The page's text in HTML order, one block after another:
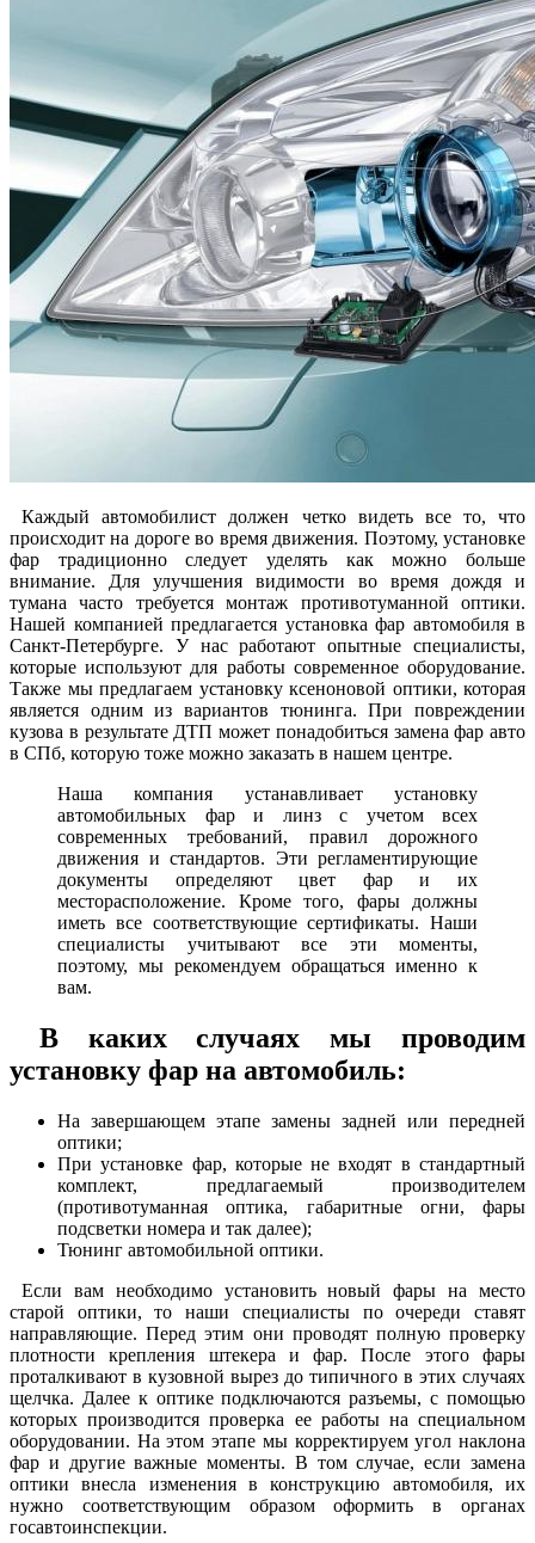
Каждый автомобилист должен четко видеть все то, что
происходит на дороге во время движения. Поэтому, установке
фар традиционно следует уделять как можно больше
внимание. Для улучшения видимости во время дождя и
тумана часто требуется монтаж противотуманной оптики.
Нашей компанией предлагается установка фар автомобиля в
Санкт-Петербурге. У нас работают опытные специалисты,
которые используют для работы современное оборудование.
Также мы предлагаем установку ксеноновой оптики, которая
является одним из вариантов тюнинга. При повреждении
кузова в результате ДТП может понадобиться замена фар авто
в СПб, которую тоже можно заказать в нашем центре.
Наша компания устанавливает установку
автомобильных фар и линз с учетом всех
современных требований, правил дорожного
движения и стандартов. Эти регламентирующие
документы определяют цвет фар и их
месторасположение. Кроме того, фары должны
иметь все соответствующие сертификаты. Наши
специалисты учитывают все эти моменты,
поэтому, мы рекомендуем обращаться именно к
вам.
В каких случаях мы проводим
установку фар на автомобиль:
На завершающем этапе замены задней или передней
оптики;
При установке фар, которые не входят в стандартный
комплект, предлагаемый производителем
(противотуманная оптика, габаритные огни, фары
подсветки номера и так далее);
Тюнинг автомобильной оптики.
Если вам необходимо установить новый фары на место
старой оптики, то наши специалисты по очереди ставят
направляющие. Перед этим они проводят полную проверку
плотности крепления штекера и фар. После этого фары
проталкивают в кузовной вырез до типичного в этих случаях
щелчка. Далее к оптике подключаются разъемы, с помощью
которых производится проверка ее работы на специальном
оборудовании. На этом этапе мы корректируем угол наклона
фар и другие важные моменты. В том случае, если замена
оптики внесла изменения в конструкцию автомобиля, их
нужно соответствующим образом оформить в органах
госавтоинспекции.